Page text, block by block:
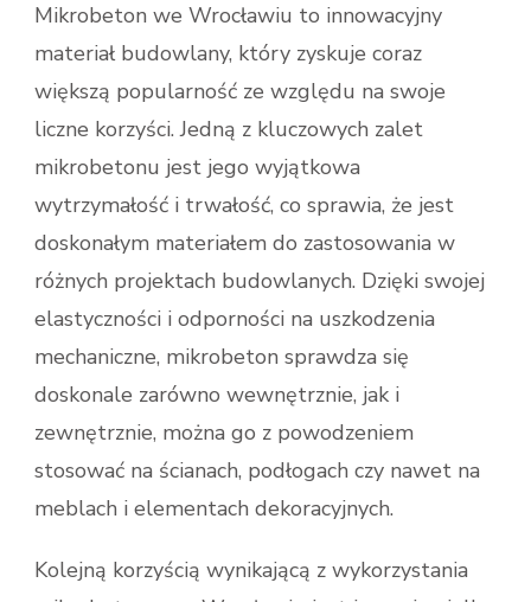
Mikrobeton we Wrocławiu to innowacyjny
materiał budowlany, który zyskuje coraz
większą popularność ze względu na swoje
liczne korzyści. Jedną z kluczowych zalet
mikrobetonu jest jego wyjątkowa
wytrzymałość i trwałość, co sprawia, że jest
doskonałym materiałem do zastosowania w
różnych projektach budowlanych. Dzięki swojej
elastyczności i odporności na uszkodzenia
mechaniczne, mikrobeton sprawdza się
doskonale zarówno wewnętrznie, jak i
zewnętrznie, można go z powodzeniem
stosować na ścianach, podłogach czy nawet na
meblach i elementach dekoracyjnych.
Kolejną korzyścią wynikającą z wykorzystania